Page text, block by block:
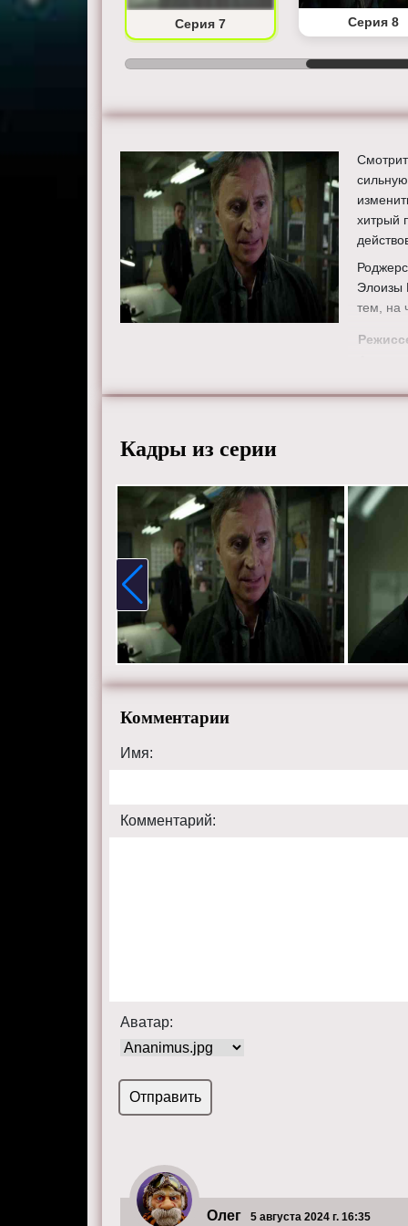
Серия 7 Серия 8
хитрый
Элоизы
тем, на
Джейми
Кадры из серии
Комментарии
Имя:
Комментарий:
Аватар:
Олег 5 августа 2024 г. 16:35